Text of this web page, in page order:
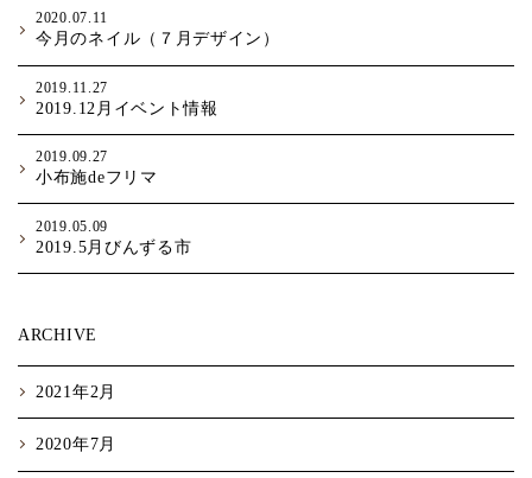
2020.07.11
今月のネイル（７月デザイン）
2019.11.27
2019.12月イベント情報
2019.09.27
小布施deフリマ
2019.05.09
2019.5月びんずる市
ARCHIVE
2021年2月
2020年7月